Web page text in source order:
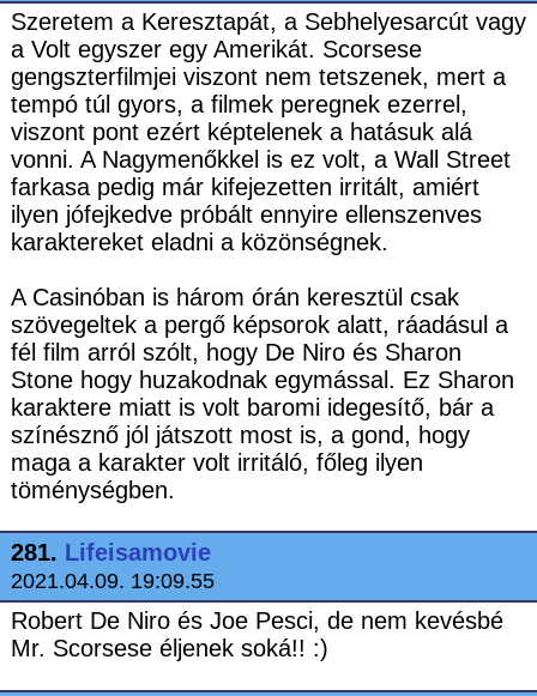
Szeretem a Keresztapát, a Sebhelyesarcút vagy
a Volt egyszer egy Amerikát. Scorsese
gengszterfilmjei viszont nem tetszenek, mert a
tempó túl gyors, a filmek peregnek ezerrel,
viszont pont ezért képtelenek a hatásuk alá
vonni. A Nagymenőkkel is ez volt, a Wall Street
farkasa pedig már kifejezetten irritált, amiért
ilyen jófejkedve próbált ennyire ellenszenves
karaktereket eladni a közönségnek.
A Casinóban is három órán keresztül csak
szövegeltek a pergő képsorok alatt, ráadásul a
fél film arról szólt, hogy De Niro és Sharon
Stone hogy huzakodnak egymással. Ez Sharon
karaktere miatt is volt baromi idegesítő, bár a
színésznő jól játszott most is, a gond, hogy
maga a karakter volt irritáló, főleg ilyen
töménységben.
281. Lifeisamovie
2021.04.09. 19:09.55
Robert De Niro és Joe Pesci, de nem kevésbé
Mr. Scorsese éljenek soká!! :)